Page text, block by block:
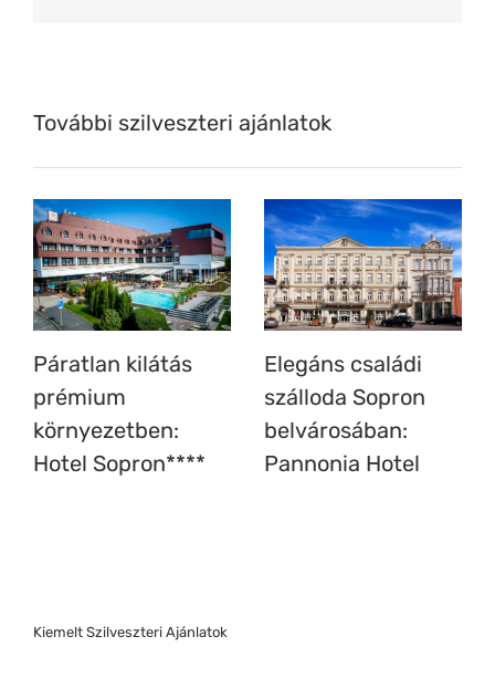
További szilveszteri ajánlatok
Páratlan kilátás
prémium
környezetben:
Hotel Sopron****
Elegáns családi
szálloda Sopron
belvárosában:
Pannonia Hotel
Kiemelt Szilveszteri Ajánlatok